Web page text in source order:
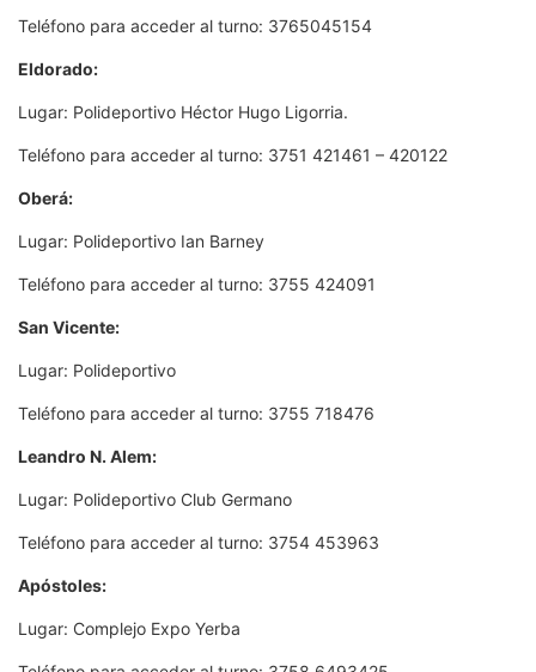
Teléfono para acceder al turno: 3765045154
Eldorado:
Lugar: Polideportivo Héctor Hugo Ligorria.
Teléfono para acceder al turno: 3751 421461 – 420122
Oberá:
Lugar: Polideportivo Ian Barney
Teléfono para acceder al turno: 3755 424091
San Vicente:
Lugar: Polideportivo
Teléfono para acceder al turno: 3755 718476
Leandro N. Alem:
Lugar: Polideportivo Club Germano
Teléfono para acceder al turno: 3754 453963
Apóstoles:
Lugar: Complejo Expo Yerba